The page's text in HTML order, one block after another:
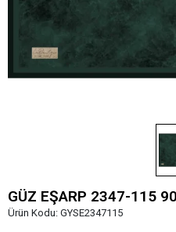
GÜZ EŞARP 2347-115
Ürün Kodu: GYSE2347115